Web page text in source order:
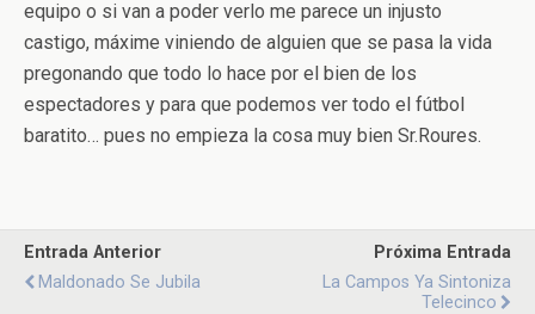
equipo o si van a poder verlo me parece un injusto
castigo, máxime viniendo de alguien que se pasa la vida
pregonando que todo lo hace por el bien de los
espectadores y para que podemos ver todo el fútbol
baratito… pues no empieza la cosa muy bien Sr.Roures.
Entrada Anterior
Maldonado Se Jubila
Próxima Entrada
La Campos Ya Sintoniza
Telecinco